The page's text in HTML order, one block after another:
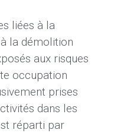
liées à la
la démolition
aux risques
occupation
prises
dans les
réparti par